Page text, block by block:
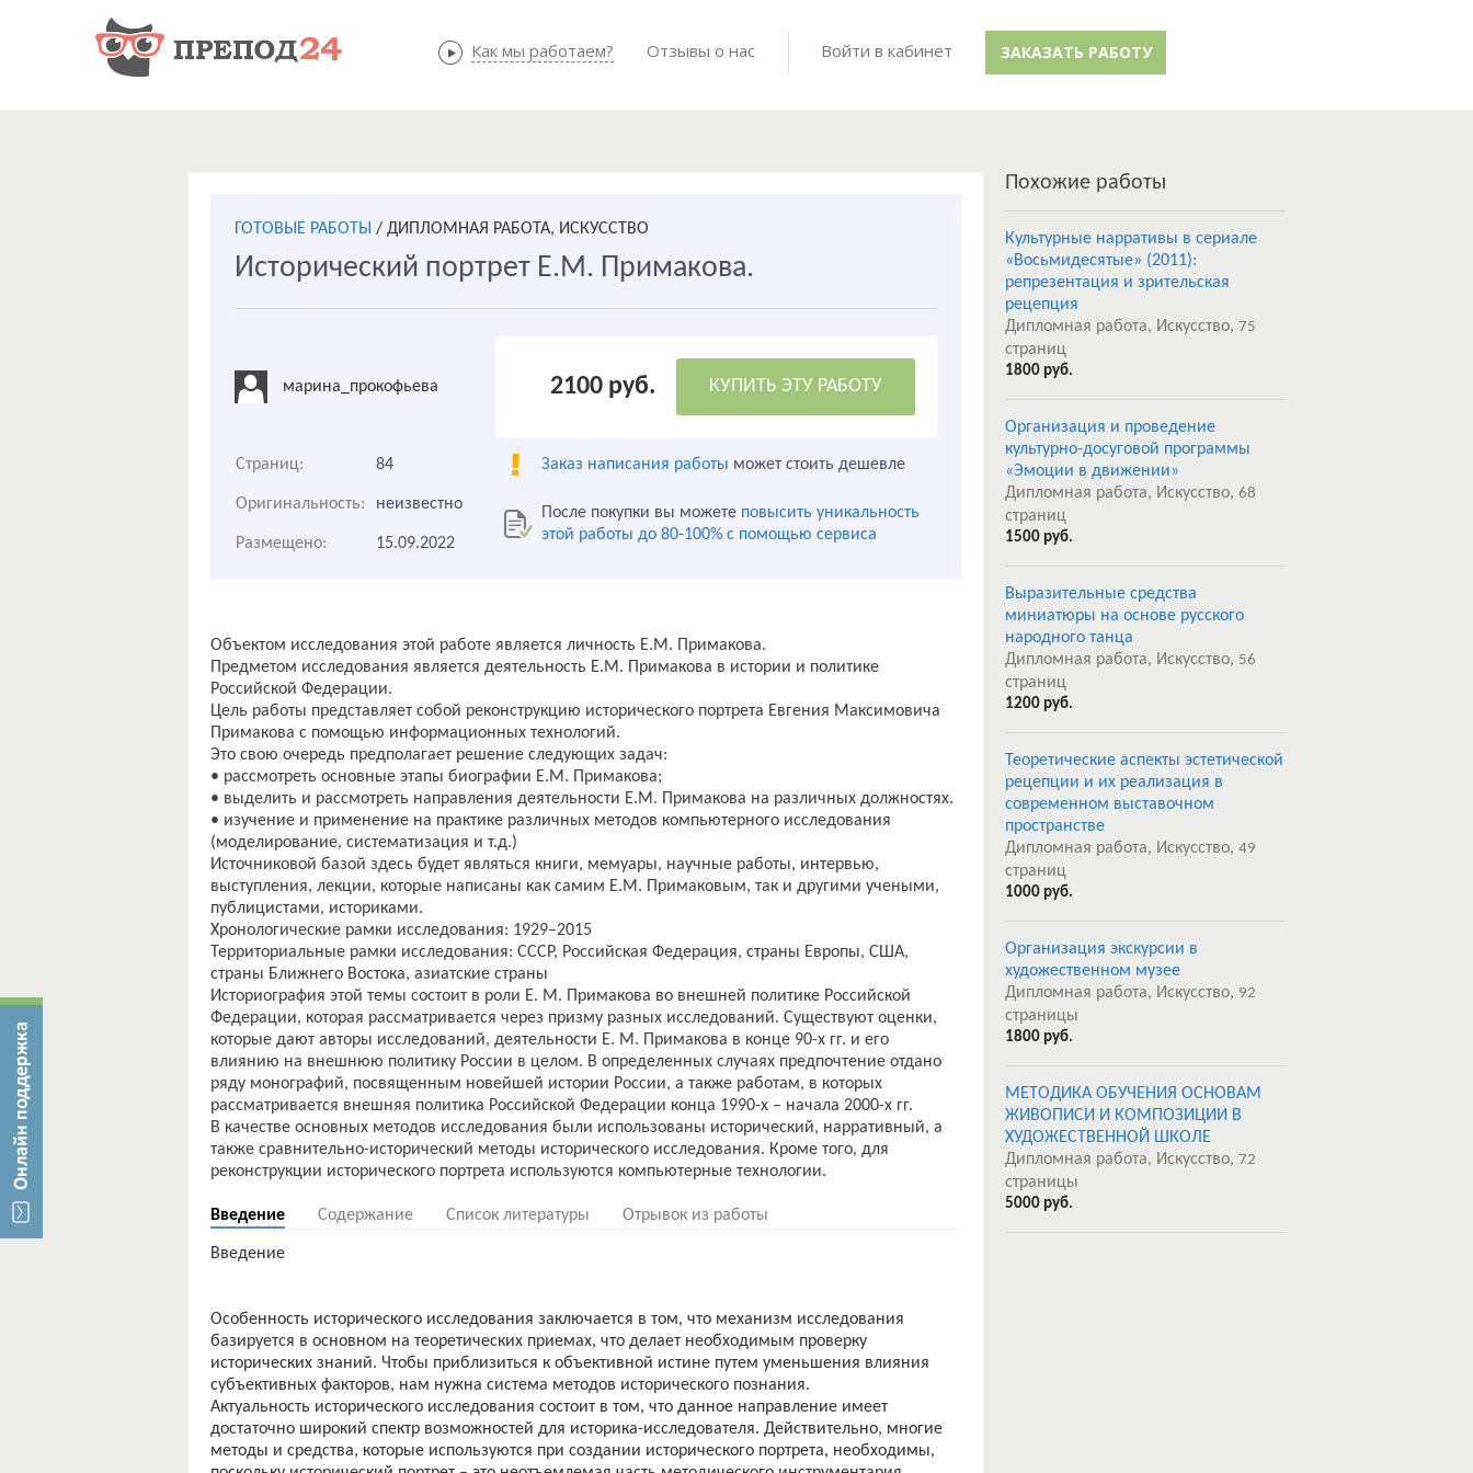
Как мы работаем? Готовые работы
Как мы работаем? Отзывы о нас Войти в кабинет ЗАКАЗАТЬ РАБОТУ
ГОТОВЫЕ РАБОТЫ / ДИПЛОМНАЯ РАБОТА, ИСКУССТВО
Исторический портрет Е.М. Примакова.
марина_прокофьева 2100 руб. КУПИТЬ ЭТУ РАБОТУ
Страниц: 84 Заказ написания работы может стоить дешевле
Оригинальность: неизвестно После покупки вы можете повысить уникальность
этой работы до 80-100% с помощью сервиса
Размещено: 15.09.2022
Объектом исследования этой работе является личность Е.М. Примакова.
Предметом исследования является деятельность Е.М. Примакова в истории и политике
Российской Федерации.
Цель работы представляет собой реконструкцию исторического портрета Евгения Максимовича
Примакова с помощью информационных технологий.
Это свою очередь предполагает решение следующих задач:
• рассмотреть основные этапы биографии Е.М. Примакова;
• выделить и рассмотреть направления деятельности Е.М. Примакова на различных должностях.
• изучение и применение на практике различных методов компьютерного исследования
(моделирование, систематизация и т.д.)
Источниковой базой здесь будет являться книги, мемуары, научные работы, интервью,
выступления, лекции, которые написаны как самим Е.М. Примаковым, так и другими учеными,
публицистами, историками.
Хронологические рамки исследования: 1929–2015
Территориальные рамки исследования: СССР, Российская Федерация, страны Европы, США,
страны Ближнего Востока, азиатские страны
Историография этой темы состоит в роли Е. М. Примакова во внешней политике Российской
Федерации, которая рассматривается через призму разных исследований. Существуют оценки,
которые дают авторы исследований, деятельности Е. М. Примакова в конце 90-х гг. и его
влиянию на внешнюю политику России в целом. В определенных случаях предпочтение отдано
ряду монографий, посвященным новейшей истории России, а также работам, в которых
рассматривается внешняя политика Российской Федерации конца 1990-х – начала 2000-х гг.
В качестве основных методов исследования были использованы исторический, нарративный, а
также сравнительно-исторический методы исторического исследования. Кроме того, для
Введение Содержание Список литературы Отрывок из работы
Введение
Особенность исторического исследования заключается в том, что механизм исследования
базируется в основном на теоретических приемах, что делает необходимым проверку
исторических знаний. Чтобы приблизиться к объективной истине путем уменьшения влияния
субъективных факторов, нам нужна система методов исторического познания.
Актуальность исторического исследования состоит в том, что данное направление имеет
достаточно широкий спектр возможностей для историка-исследователя. Действительно, многие
методы и средства, которые используются при создании исторического портрета, необходимы,
Похожие работы
Культурные нарративы в сериале
«Восьмидесятые» (2011):
репрезентация и зрительская
рецепция
Дипломная работа, Искусство, 75
страниц
1800 руб.
Организация и проведение
культурно-досуговой программы
«Эмоции в движении»
Дипломная работа, Искусство, 68
страниц
1500 руб.
Выразительные средства
миниатюры на основе русского
народного танца
Дипломная работа, Искусство, 56
страниц
1200 руб.
Теоретические аспекты эстетической
рецепции и их реализация в
современном выставочном
пространстве
Дипломная работа, Искусство, 49
страниц
1000 руб.
Организация экскурсии в
художественном музее
Дипломная работа, Искусство, 92
страницы
1800 руб.
МЕТОДИКА ОБУЧЕНИЯ ОСНОВАМ
ЖИВОПИСИ И КОМПОЗИЦИИ В
ХУДОЖЕСТВЕННОЙ ШКОЛЕ
Дипломная работа, Искусство, 72
страницы
5000 руб.